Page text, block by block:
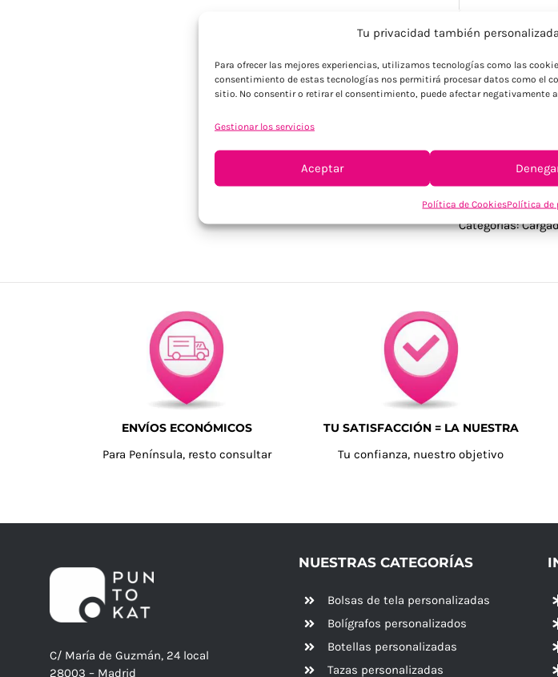
Tu privacidad también
Para ofrecer las mejores experiencias, utilizamos tecnologías como las
consentimiento de estas tecnologías nos permitirá procesar datos como el
sitio. No consentir o retirar el consentimiento, puede afectar negativamente
Gestionar los servicios
Aceptar
Política de CookiesPolítica de
Cargador
SKU:MO2154-40
Categorías:
ENVÍOS ECONÓMICOS
Para Península, resto consultar
TU SATISFACCIÓN = LA NUESTRA
Tu confianza, nuestro objetivo
C/ María de Guzmán, 24 local
28003 – Madrid
NUESTRAS CATEGORÍAS
Bolsas de tela personalizadas
Bolígrafos personalizados
Botellas personalizadas
Tazas personalizadas